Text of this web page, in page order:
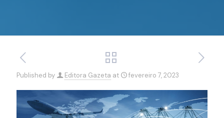
Published by Editora Gazeta at fevereiro 7, 2023